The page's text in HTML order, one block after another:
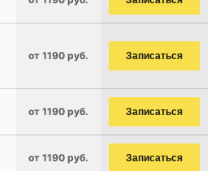
от 1190 руб. Записаться
от 1190 руб. Записаться
от 1190 руб. Записаться